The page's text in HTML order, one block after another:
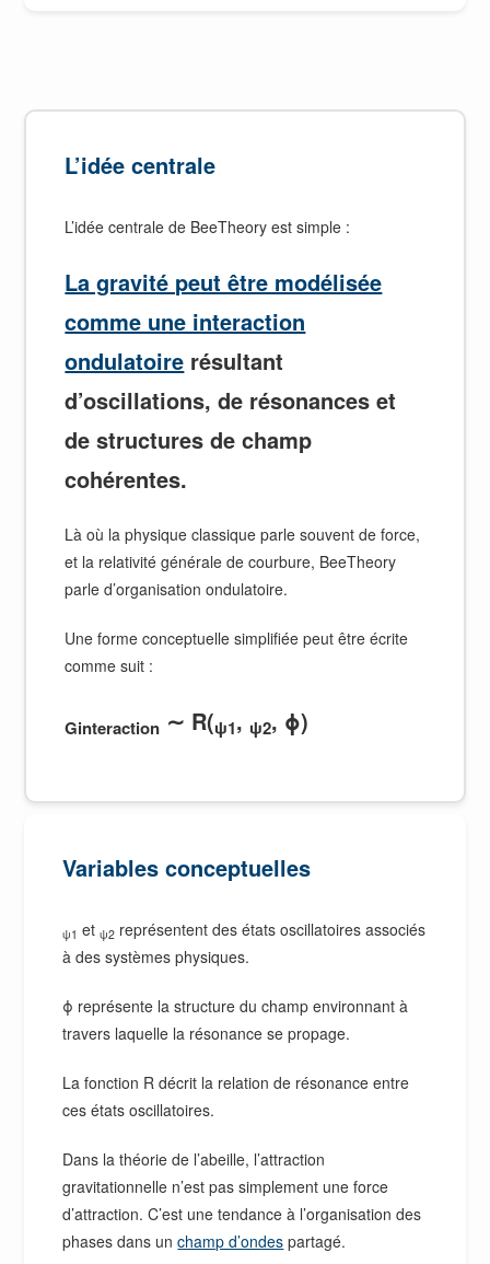
L’idée centrale
L’idée centrale de BeeTheory est simple :
La gravité peut être modélisée
comme une interaction
ondulatoire résultant
d’oscillations, de résonances et
de structures de champ
cohérentes.
Là où la physique classique parle souvent de force,
et la relativité générale de courbure, BeeTheory
parle d’organisation ondulatoire.
Une forme conceptuelle simplifiée peut être écrite
comme suit :
Ginteraction ∼ R(ψ1, ψ2, ϕ)
Variables conceptuelles
ψ1 etψ2 représentent des états oscillatoires associés
à des systèmes physiques.
ϕ représente la structure du champ environnant à
travers laquelle la résonance se propage.
La fonction R décrit la relation de résonance entre
ces états oscillatoires.
Dans la théorie de l’abeille, l’attraction
gravitationnelle n’est pas simplement une force
d’attraction. C’est une tendance à l’organisation des
phases dans unchamp d’ondes partagé.